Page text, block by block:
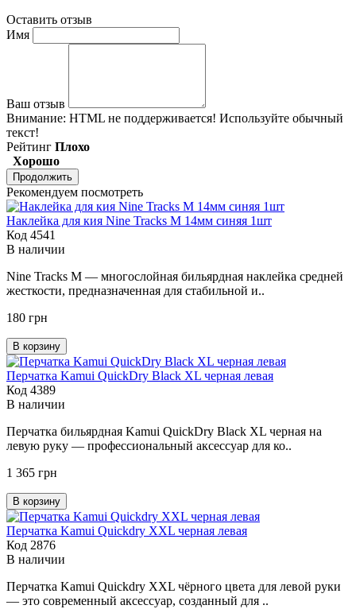
Оставить отзыв
Имя
Ваш отзыв
Внимание: HTML не поддерживается! Используйте обычный
текст!
Рейтинг Плохо
Хорошо
Продолжить
Рекомендуем посмотреть
Наклейка для кия Nine Tracks M 14мм синяя 1шт
Код 4541
В наличии
Nine Tracks M — многослойная бильярдная наклейка средней
жесткости, предназначенная для стабильной и..
180 грн
В корзину
Перчатка Kamui QuickDry Black XL черная левая
Код 4389
В наличии
Перчатка бильярдная Kamui QuickDry Black XL черная на
левую руку — профессиональный аксессуар для ко..
1 365 грн
В корзину
Перчатка Kamui Quickdry XXL черная левая
Код 2876
В наличии
Перчатка Kamui Quickdry XXL чёрного цвета для левой руки
— это современный аксессуар, созданный для ..